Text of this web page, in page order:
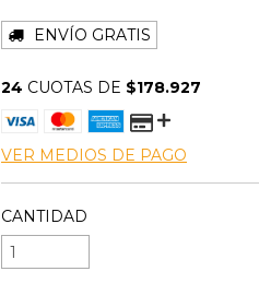
ENVÍO GRATIS
24 CUOTAS DE $178.927
VER MEDIOS DE PAGO
CANTIDAD